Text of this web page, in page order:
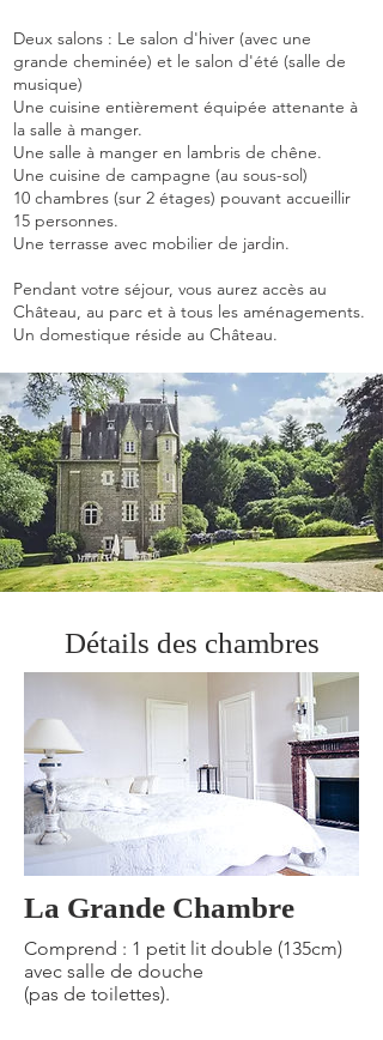
Deux salons : Le salon d'hiver (avec une
grande cheminée) et le salon d'été (salle de
musique)
Une cuisine entièrement équipée attenante à
la salle à manger.
Une salle à manger en lambris de chêne.
Une cuisine de campagne (au sous-sol)
10 chambres (sur 2 étages) pouvant accueillir
15 personnes.
Une terrasse avec mobilier de jardin.
Pendant votre séjour, vous aurez accès au
Château, au parc et à tous les aménagements.
Un domestique réside au Château.
Détails des chambres
La Grande Chambre
Comprend : 1 petit lit double (135cm)
avec salle de douche
(pas de toilettes).